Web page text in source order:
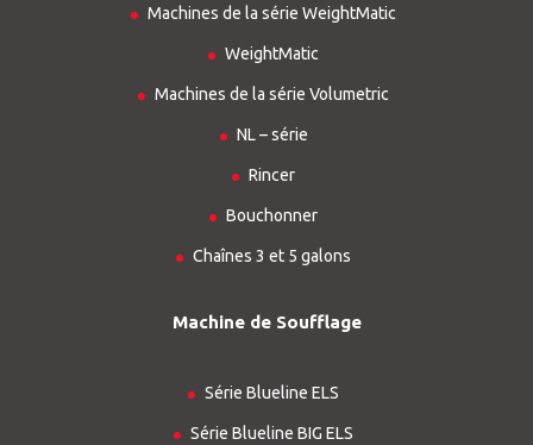
Machines de la série WeightMatic
WeightMatic
Machines de la série Volumetric
NL – série
Rincer
Bouchonner
Chaînes 3 et 5 galons
Machine de Soufflage
Série Blueline ELS
Série Blueline BIG ELS